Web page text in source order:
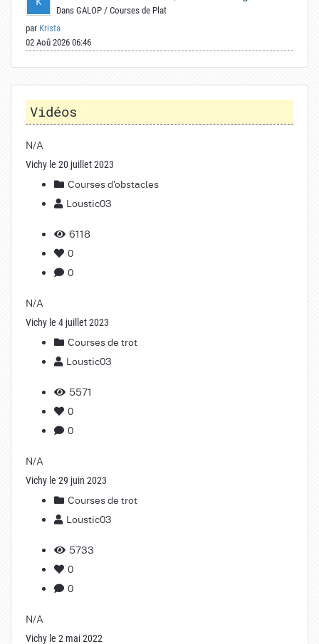
Dans GALOP / Courses de Plat
par Krista
02 Aoû 2026 06:46
Vidéos
N/A
Vichy le 20 juillet 2023
Courses d'obstacles
Loustic03
6118
0
0
N/A
Vichy le 4 juillet 2023
Courses de trot
Loustic03
5571
0
0
N/A
Vichy le 29 juin 2023
Courses de trot
Loustic03
5733
0
0
N/A
Vichy le 2 mai 2022